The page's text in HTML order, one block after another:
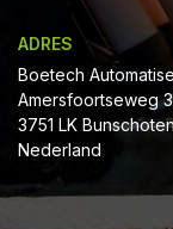
ADRES
Boetech
Amersfoortseweg
3751 LK
Nederland